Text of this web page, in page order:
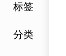
标签
分类